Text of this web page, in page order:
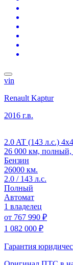
vin
Renault Kaptur
2016 г.в.
2.0 AT (143 л.с.)
26 000 км,
Бензин
26000 км.
2.0 / 143 л.с.
Полный
Автомат
1 владелец
от 767 990 ₽
1 082 000 ₽
Гарантия